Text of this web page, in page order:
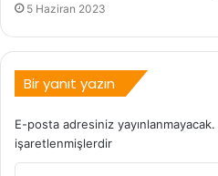
5 Haziran 2023
Bir yanıt yazın
E-posta adresiniz yayınlanmayacak.
işaretlenmişlerdir